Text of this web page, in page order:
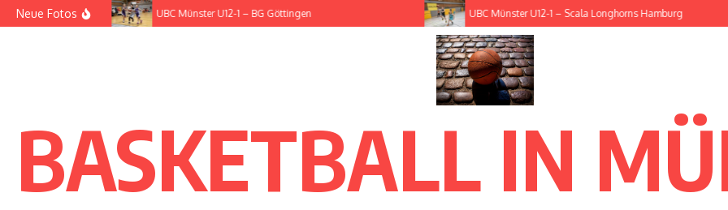
Zum Inhalt springen
Neue Fotos UBC Münster U12-1 – BG Göttingen UBC Münster U12-1 – Scala Longhorns Hamburg
BASKETBALL IN